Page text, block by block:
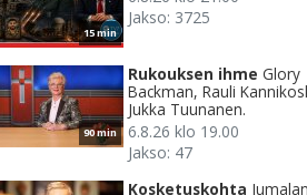
15 min
Jakso: 3725
90 min
Rukouksen ihme Glory
Backman, Rauli
Jukka Tuunanen.
6.8.26 klo 19.00
Jakso: 47
Kosketuskohta